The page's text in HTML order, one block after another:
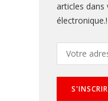
articles
électronique.!